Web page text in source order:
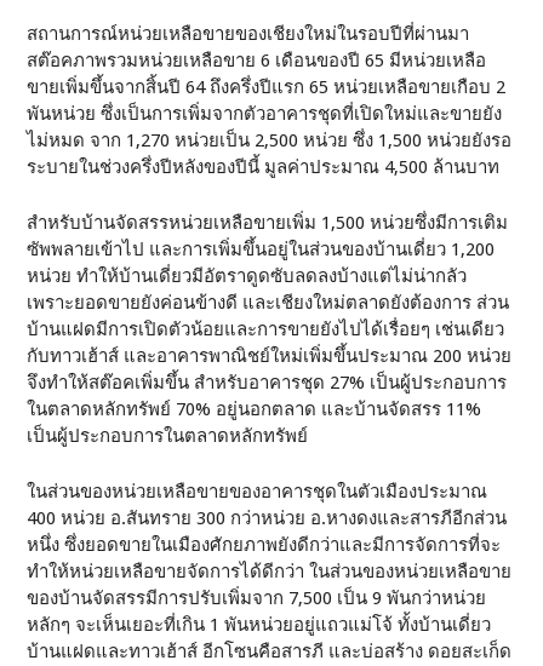
สถานการณ์หน่วยเหลือขายของเชียงใหม่ในรอบปีที่ผ่านมา
สต๊อคภาพรวมหน่วยเหลือขาย 6 เดือนของปี 65 มีหน่วยเหลือ
ขายเพิ่มขึ้นจากสิ้นปี 64 ถึงครึ่งปีแรก 65 หน่วยเหลือขายเกือบ 2
พันหน่วย ซึ่งเป็นการเพิ่มจากตัวอาคารชุดที่เปิดใหม่และขายยัง
ไม่หมด จาก 1,270 หน่วยเป็น 2,500 หน่วย ซึ่ง 1,500 หน่วยยังรอ
ระบายในช่วงครึ่งปีหลังของปีนี้ มูลค่าประมาณ 4,500 ล้านบาท
สำหรับบ้านจัดสรรหน่วยเหลือขายเพิ่ม 1,500 หน่วยซึ่งมีการเติม
ซัพพลายเข้าไป และการเพิ่มขึ้นอยู่ในส่วนของบ้านเดี่ยว 1,200
หน่วย ทำให้บ้านเดี่ยวมีอัตราดูดซับลดลงบ้างแต่ไม่น่ากลัว
เพราะยอดขายยังค่อนข้างดี และเชียงใหม่ตลาดยังต้องการ ส่วน
บ้านแฝดมีการเปิดตัวน้อยและการขายยังไปได้เรื่อยๆ เช่นเดียว
กับทาวเฮ้าส์ และอาคารพาณิชย์ใหม่เพิ่มขึ้นประมาณ 200 หน่วย
จึงทำให้สต๊อคเพิ่มขึ้น สำหรับอาคารชุด 27% เป็นผู้ประกอบการ
ในตลาดหลักทรัพย์ 70% อยู่นอกตลาด และบ้านจัดสรร 11%
เป็นผู้ประกอบการในตลาดหลักทรัพย์
ในส่วนของหน่วยเหลือขายของอาคารชุดในตัวเมืองประมาณ
400 หน่วย อ.สันทราย 300 กว่าหน่วย อ.หางดงและสารภีอีกส่วน
หนึ่ง ซึ่งยอดขายในเมืองศักยภาพยังดีกว่าและมีการจัดการที่จะ
ทำให้หน่วยเหลือขายจัดการได้ดีกว่า ในส่วนของหน่วยเหลือขาย
ของบ้านจัดสรรมีการปรับเพิ่มจาก 7,500 เป็น 9 พันกว่าหน่วย
หลักๆ จะเห็นเยอะที่เกิน 1 พันหน่วยอยู่แถวแม่โจ้ ทั้งบ้านเดี่ยว
บ้านแฝดและทาวเฮ้าส์ อีกโซนคือสารภี และบ่อสร้าง ดอยสะเก็ด